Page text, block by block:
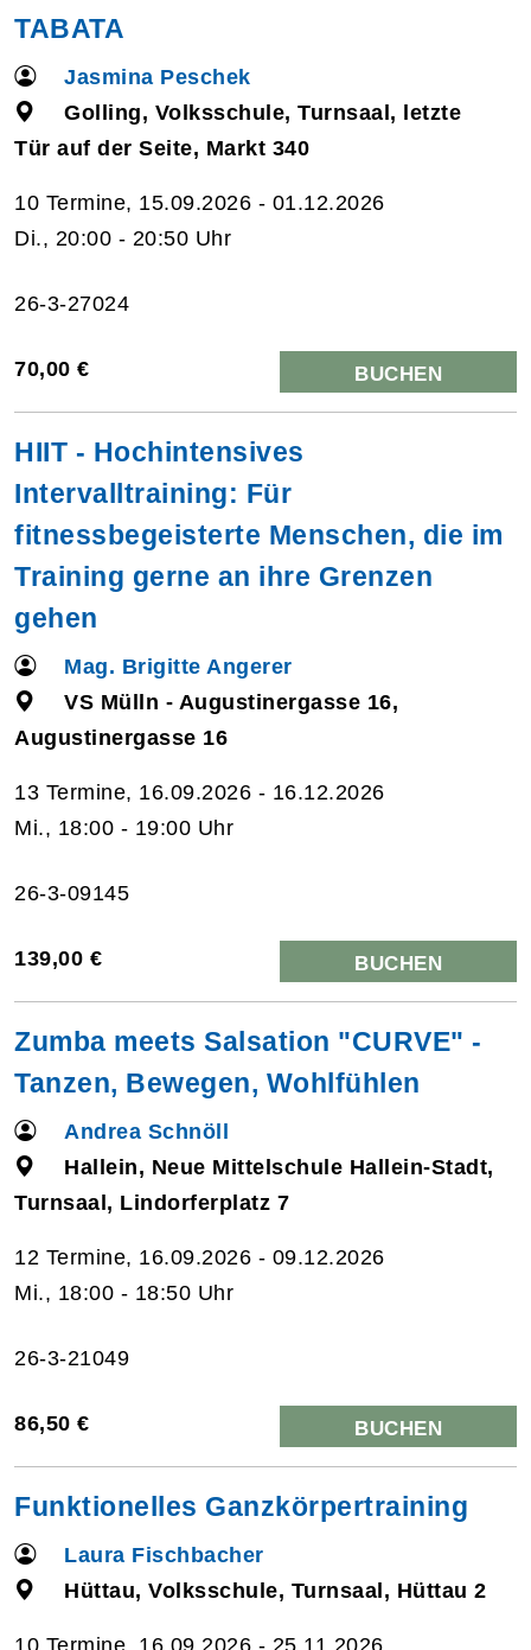
TABATA
Jasmina Peschek
Golling, Volksschule, Turnsaal, letzte
Tür auf der Seite, Markt 340
10 Termine, 15.09.2026 - 01.12.2026
Di., 20:00 - 20:50 Uhr
26-3-27024
70,00 € BUCHEN
HIIT - Hochintensives
Intervalltraining: Für
fitnessbegeisterte Menschen, die im
Training gerne an ihre Grenzen
gehen
Mag. Brigitte Angerer
VS Mülln - Augustinergasse 16,
Augustinergasse 16
13 Termine, 16.09.2026 - 16.12.2026
Mi., 18:00 - 19:00 Uhr
26-3-09145
139,00 € BUCHEN
Zumba meets Salsation "CURVE" -
Tanzen, Bewegen, Wohlfühlen
Andrea Schnöll
Hallein, Neue Mittelschule Hallein-Stadt,
Turnsaal, Lindorferplatz 7
12 Termine, 16.09.2026 - 09.12.2026
Mi., 18:00 - 18:50 Uhr
26-3-21049
86,50 € BUCHEN
Funktionelles Ganzkörpertraining
Laura Fischbacher
Hüttau, Volksschule, Turnsaal, Hüttau 2
10 Termine, 16.09.2026 - 25.11.2026